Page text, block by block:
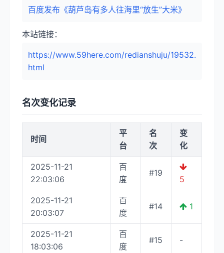
百度发布《葫芦岛有多人往海里“放生”大米》
本站链接：
https://www.59here.com/redianshuju/19532.
html
名次变化记录
时间
平
台
名
次
变
化
2025-11-21
22:03:06
百
度
#19
5
2025-11-21
20:03:07
百
度
#14 1
2025-11-21
18:03:06
百
度
#15 -